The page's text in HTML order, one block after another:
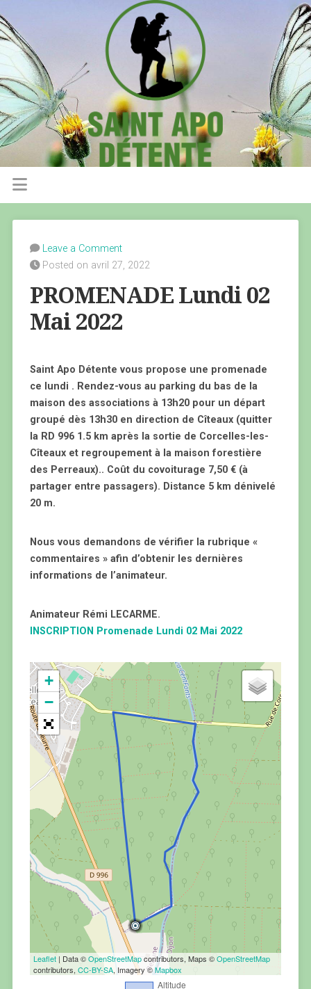
Leave a Comment
Posted on avril 27, 2022
PROMENADE Lundi 02
Mai 2022
Saint Apo Détente vous propose une promenade
ce lundi . Rendez-vous au parking du bas de la
maison des associations à 13h20 pour un départ
groupé dès 13h30 en direction de Cîteaux (quitter
la RD 996 1.5 km après la sortie de Corcelles-les-
Cîteaux et regroupement à la maison forestière
des Perreaux).. Coût du covoiturage 7,50 € (à
partager entre passagers). Distance 5 km dénivelé
20 m.
Nous vous demandons de vérifier la rubrique «
commentaires » afin d’obtenir les dernières
informations de l’animateur.
Animateur Rémi LECARME.
INSCRIPTION Promenade Lundi 02 Mai 2022
+
−
Leaflet| Data ©OpenStreetMapcontributors, Maps ©OpenStreetMap
contributors, CC-BY-SA, Imagery ©Mapbox